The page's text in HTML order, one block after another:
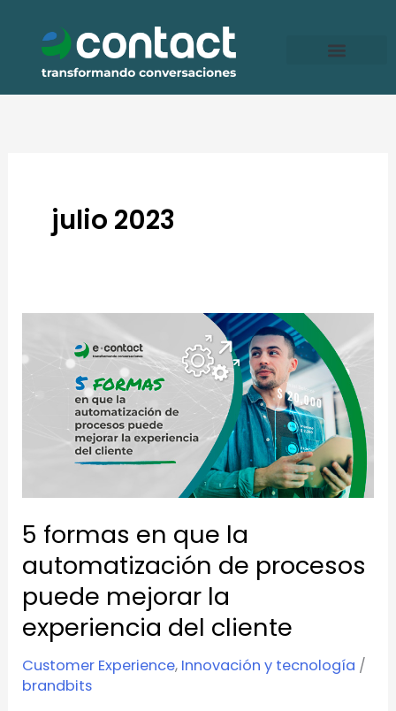
contenido
julio 2023
5 formas en que la
automatización de procesos
puede mejorar la
experiencia del cliente
Customer Experience, Innovación y tecnología /
brandbits
formas
en
automatización
puede
mejorar
la
experiencia
cliente